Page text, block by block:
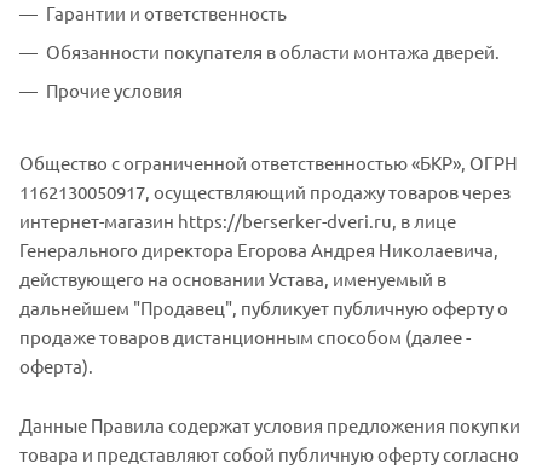
Гарантии и ответственность
Обязанности покупателя в области монтажа дверей.
Прочие условия
Общество с ограниченной ответственностью «БКР», ОГРН
1162130050917, осуществляющий продажу товаров через
интернет-магазин https://berserker-dveri.ru, в лице
Генерального директора Егорова Андрея Николаевича,
действующего на основании Устава, именуемый в
дальнейшем "Продавец", публикует публичную оферту о
продаже товаров дистанционным способом (далее -
оферта).
Данные Правила содержат условия предложения покупки
товара и представляют собой публичную оферту согласно